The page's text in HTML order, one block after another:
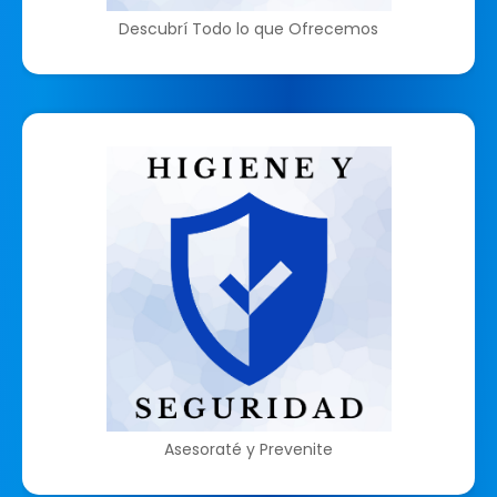
Descubrí Todo lo que Ofrecemos
Asesoraté y Prevenite